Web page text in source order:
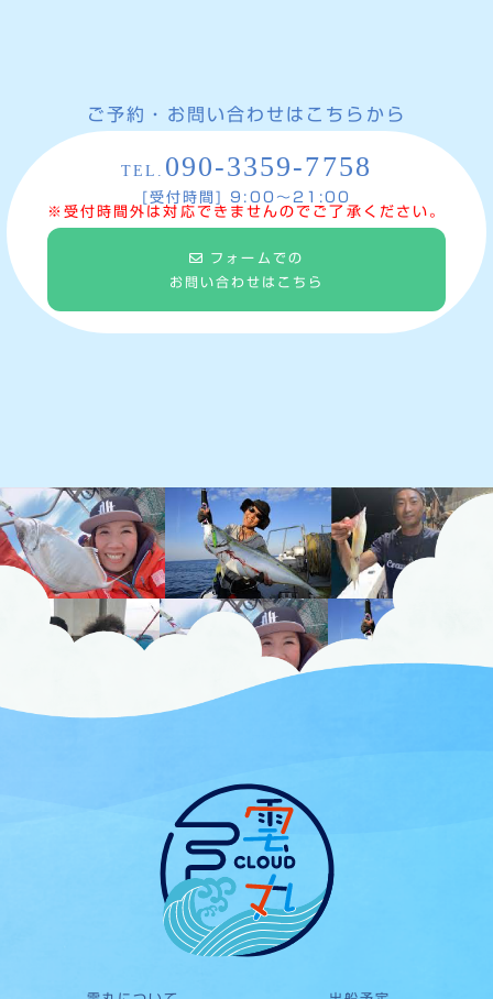
ご予約・お問い合わせはこちらから
TEL. 090-3359-7758
[受付時間] 9:00〜21:00
※受付時間外は対応できませんのでご了承ください。
フォームでの
お問い合わせはこちら